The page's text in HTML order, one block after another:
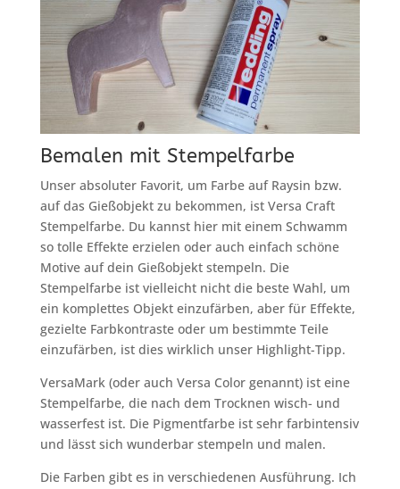
Bemalen mit Stempelfarbe
Unser absoluter Favorit, um Farbe auf Raysin bzw.
auf das Gießobjekt zu bekommen, ist Versa Craft
Stempelfarbe. Du kannst hier mit einem Schwamm
so tolle Effekte erzielen oder auch einfach schöne
Motive auf dein Gießobjekt stempeln. Die
Stempelfarbe ist vielleicht nicht die beste Wahl, um
ein komplettes Objekt einzufärben, aber für Effekte,
gezielte Farbkontraste oder um bestimmte Teile
einzufärben, ist dies wirklich unser Highlight-Tipp.
VersaMark (oder auch Versa Color genannt) ist eine
Stempelfarbe, die nach dem Trocknen wisch- und
wasserfest ist. Die Pigmentfarbe ist sehr farbintensiv
und lässt sich wunderbar stempeln und malen.
Die Farben gibt es in verschiedenen Ausführung. Ich